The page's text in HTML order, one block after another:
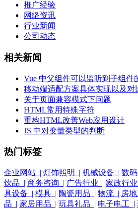
推广经验
网络资讯
行业新闻
公司动态
相关新闻
Vue 中父组件可以监听到子组件
移动端适配方案具体实现以及对
关于页面兼容模式下问题
HTML常用特殊字符
重构HTML改善Web应用设计
JS 中对变量类型的判断
热门标签
企业网站 | 灯饰照明 | 机械设备 | 数
饮品 | 商务咨询 | 广告行业 | 家政行
具设备 | 模具 | 陶瓷用品 | 物流 | 房
品 | 家居用品 | 玩具礼品 | 电子电工 |